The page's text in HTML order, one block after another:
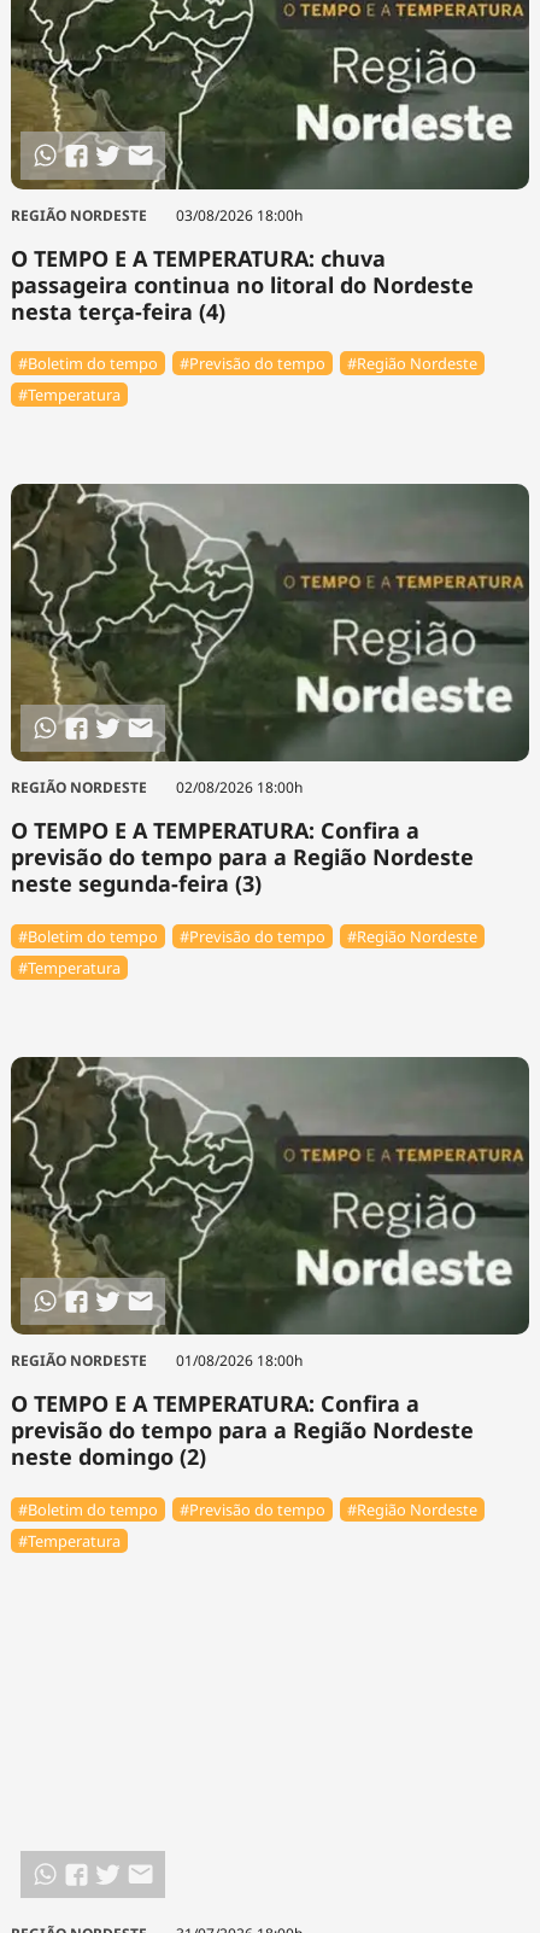
REGIÃO NORDESTE 03/08/2026 18:00h
O TEMPO E A TEMPERATURA: chuva
passageira continua no litoral do Nordeste
nesta terça-feira (4)
#Boletim do tempo #Previsão do tempo
#Região Nordeste
#Temperatura
REGIÃO NORDESTE 02/08/2026 18:00h
O TEMPO E A TEMPERATURA: Confira a
previsão do tempo para a Região Nordeste
neste segunda-feira (3)
#Boletim do tempo #Previsão do tempo
#Região Nordeste
#Temperatura
REGIÃO NORDESTE 01/08/2026 18:00h
O TEMPO E A TEMPERATURA: Confira a
previsão do tempo para a Região Nordeste
neste domingo (2)
#Boletim do tempo #Previsão do tempo
#Região Nordeste
#Temperatura